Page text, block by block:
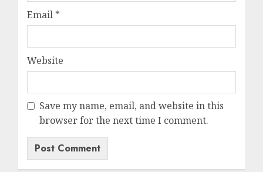
Email *
Website
Save my name, email, and website in this
browser for the next time I comment.